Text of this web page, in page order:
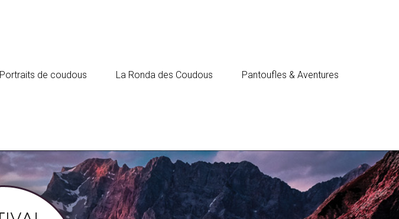
Portraits de coudous La Ronda des Coudous Pantoufles & Aventures